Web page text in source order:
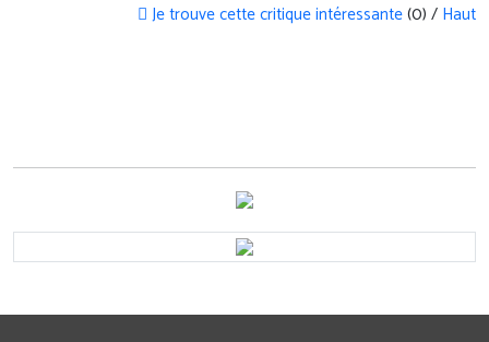
Je trouve cette critique intéressante(0) / Haut